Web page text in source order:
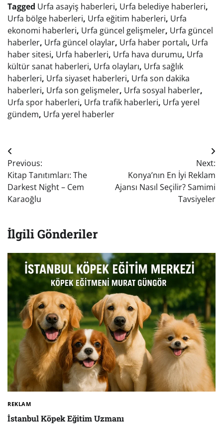
Tagged Urfa asayiş haberleri, Urfa belediye haberleri,
Urfa bölge haberleri, Urfa eğitim haberleri, Urfa
ekonomi haberleri, Urfa güncel gelişmeler, Urfa güncel
haberler, Urfa güncel olaylar, Urfa haber portalı, Urfa
haber sitesi, Urfa haberleri, Urfa hava durumu, Urfa
kültür sanat haberleri, Urfa olayları, Urfa sağlık
haberleri, Urfa siyaset haberleri, Urfa son dakika
haberleri, Urfa son gelişmeler, Urfa sosyal haberler,
Urfa spor haberleri, Urfa trafik haberleri, Urfa yerel
gündem, Urfa yerel haberler
Yazı
gezinmesi
Previous:
Kitap Tanıtımları: The
Darkest Night – Cem
Karaoğlu
Next:
Konya’nın En İyi Reklam
Ajansı Nasıl Seçilir? Samimi
Tavsiyeler
İlgili Gönderiler
REKLAM
İstanbul Köpek Eğitim Uzmanı